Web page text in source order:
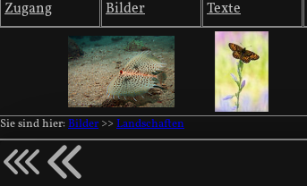
Zugang Bilder Texte
Sie sind hier: Bilder >> Landschaften